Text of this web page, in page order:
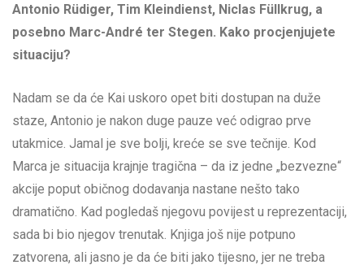
Antonio Rüdiger, Tim Kleindienst, Niclas Füllkrug, a
posebno Marc-André ter Stegen. Kako procjenjujete
situaciju?
Nadam se da će Kai uskoro opet biti dostupan na duže
staze, Antonio je nakon duge pauze već odigrao prve
utakmice. Jamal je sve bolji, kreće se sve tečnije. Kod
Marca je situacija krajnje tragična – da iz jedne „bezvezne“
akcije poput običnog dodavanja nastane nešto tako
dramatično. Kad pogledaš njegovu povijest u reprezentaciji,
sada bi bio njegov trenutak. Knjiga još nije potpuno
zatvorena, ali jasno je da će biti jako tijesno, jer ne treba